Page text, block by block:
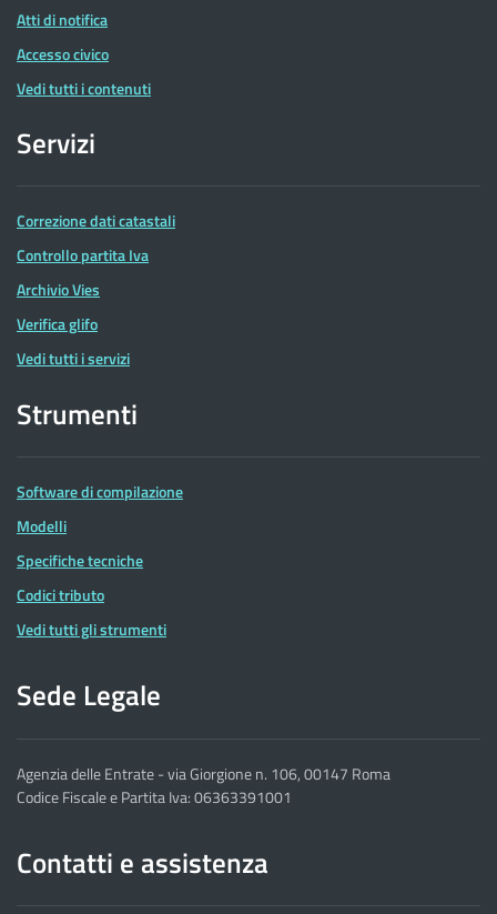
Atti di notifica
Accesso civico
Vedi tutti i contenuti
Servizi
Correzione dati catastali
Controllo partita Iva
Archivio Vies
Verifica glifo
Vedi tutti i servizi
Strumenti
Software di compilazione
Modelli
Specifiche tecniche
Codici tributo
Vedi tutti gli strumenti
Sede Legale
Agenzia delle Entrate - via Giorgione n. 106, 00147 Roma
Codice Fiscale e Partita Iva: 06363391001
Contatti e assistenza